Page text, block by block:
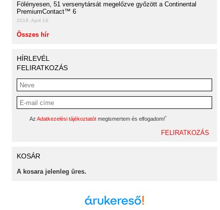
Fölényesen, 51 versenytársát megelőzve győzött a Continental
PremiumContact™ 6
2018. April 19.
Összes hír
HÍRLEVÉL
FELIRATKOZÁS
Az Adatkezelési tájékoztatót megismertem és elfogadom!*
KOSÁR
A kosara jelenleg üres.